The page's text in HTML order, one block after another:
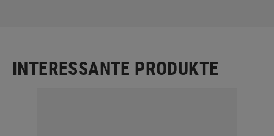
INTERESSANTE PRODUKTE